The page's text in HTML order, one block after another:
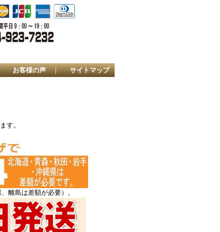
お客様の声 ｜ サイトマップ
す。
離島は差額が必要）。